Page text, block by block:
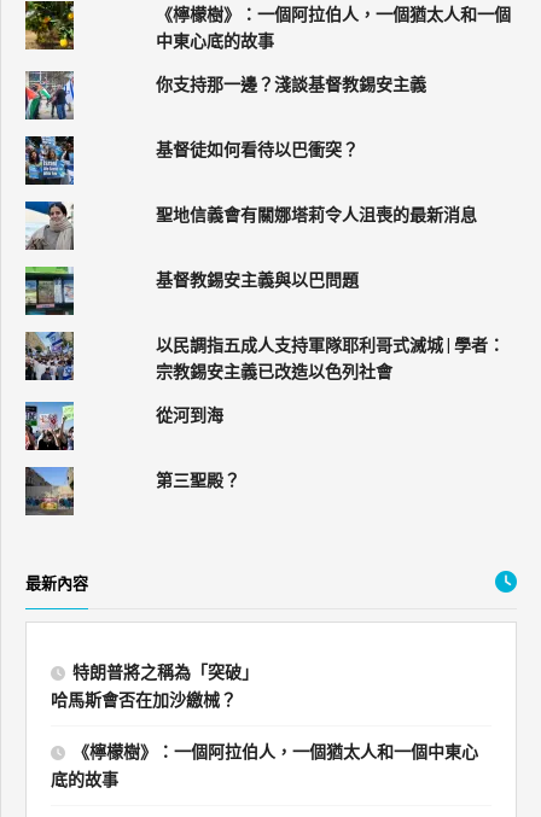
《檸檬樹》：一個阿拉伯人，一個猶太人和一個
中東心底的故事
你支持那一邊？淺談基督教錫安主義
基督徒如何看待以巴衝突？
聖地信義會有關娜塔莉令人沮喪的最新消息
基督教錫安主義與以巴問題
以民調指五成人支持軍隊耶利哥式滅城 | 學者：
宗教錫安主義已改造以色列社會
從河到海
第三聖殿？
最新內容
特朗普將之稱為「突破」
哈馬斯會否在加沙繳械？
《檸檬樹》：一個阿拉伯人，一個猶太人和一個中東心
底的故事